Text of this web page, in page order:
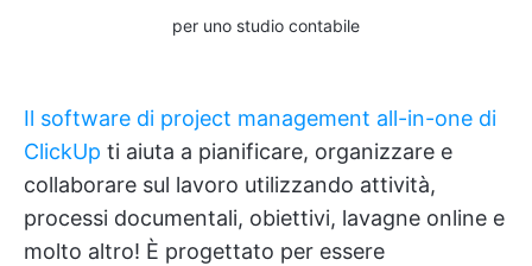
per uno studio contabile
Il software di project management all-in-one di
ClickUp ti aiuta a pianificare, organizzare e
collaborare sul lavoro utilizzando attività,
processi documentali, obiettivi, lavagne online e
molto altro! È progettato per essere